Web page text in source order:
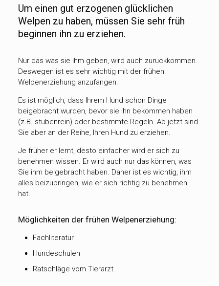
Um einen gut erzogenen glücklichen
Welpen zu haben, müssen Sie sehr früh
beginnen ihn zu erziehen.
Nur das was sie ihm geben, wird auch zurückkommen.
Deswegen ist es sehr wichtig mit der frühen
Welpenerziehung anzufangen.
Es ist möglich, dass Ihrem Hund schon Dinge
beigebracht wurden, bevor sie ihn bekommen haben
(z.B. stubenrein) oder bestimmte Regeln. Ab jetzt sind
Sie aber an der Reihe, Ihren Hund zu erziehen.
Je früher er lernt, desto einfacher wird er sich zu
benehmen wissen. Er wird auch nur das können, was
Sie ihm beigebracht haben. Daher ist es wichtig, ihm
alles beizubringen, wie er sich richtig zu benehmen
hat.
Möglichkeiten der frühen Welpenerziehung:
Fachliteratur
Hundeschulen
Ratschläge vom Tierarzt